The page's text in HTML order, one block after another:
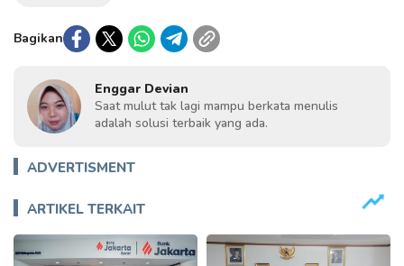
Bagikan
Enggar Devian
Saat mulut tak lagi mampu berkata menulis
adalah solusi terbaik yang ada.
ADVERTISMENT
ARTIKEL TERKAIT